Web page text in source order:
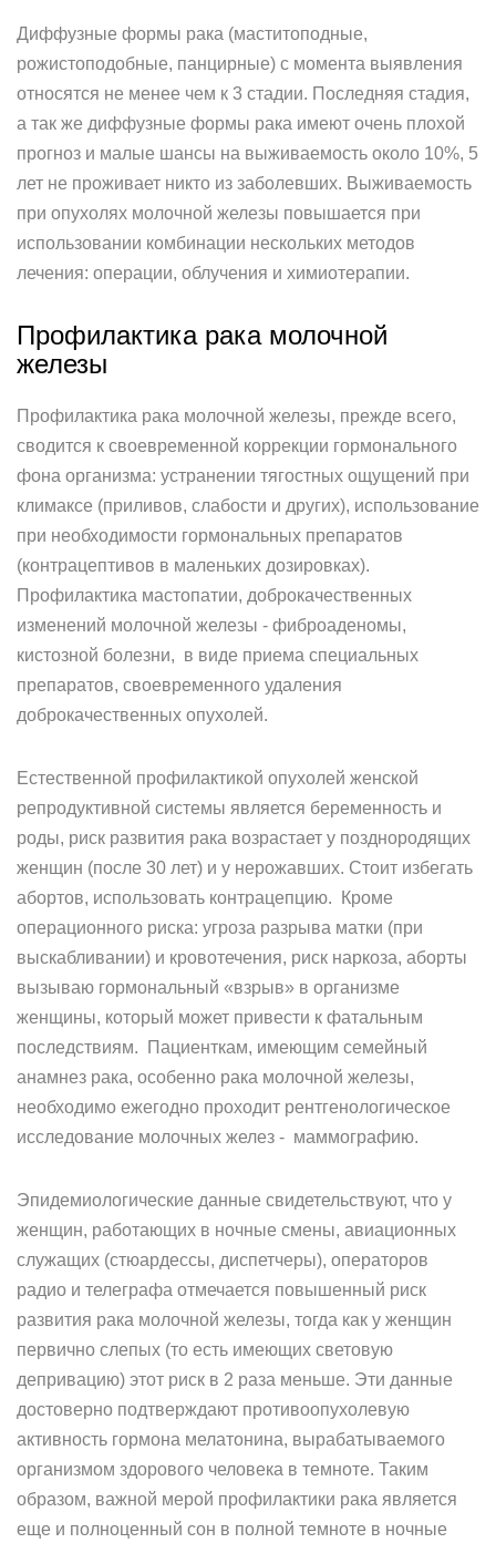
Диффузные формы рака (маститоподные,
рожистоподобные, панцирные) с момента выявления
относятся не менее чем к 3 стадии. Последняя стадия,
а так же диффузные формы рака имеют очень плохой
прогноз и малые шансы на выживаемость около 10%, 5
лет не проживает никто из заболевших. Выживаемость
при опухолях молочной железы повышается при
использовании комбинации нескольких методов
лечения: операции, облучения и химиотерапии.
Профилактика рака молочной
железы
Профилактика рака молочной железы, прежде всего,
сводится к своевременной коррекции гормонального
фона организма: устранении тягостных ощущений при
климаксе (приливов, слабости и других), использование
при необходимости гормональных препаратов
(контрацептивов в маленьких дозировках).
Профилактика мастопатии, доброкачественных
изменений молочной железы - фиброаденомы,
кистозной болезни, в виде приема специальных
препаратов, своевременного удаления
доброкачественных опухолей.
Естественной профилактикой опухолей женской
репродуктивной системы является беременность и
роды, риск развития рака возрастает у позднородящих
женщин (после 30 лет) и у нерожавших. Стоит избегать
абортов, использовать контрацепцию. Кроме
операционного риска: угроза разрыва матки (при
выскабливании) и кровотечения, риск наркоза, аборты
вызываю гормональный «взрыв» в организме
женщины, который может привести к фатальным
последствиям. Пациенткам, имеющим семейный
анамнез рака, особенно рака молочной железы,
необходимо ежегодно проходит рентгенологическое
исследование молочных желез - маммографию.
Эпидемиологические данные свидетельствуют, что у
женщин, работающих в ночные смены, авиационных
служащих (стюардессы, диспетчеры), операторов
радио и телеграфа отмечается повышенный риск
развития рака молочной железы, тогда как у женщин
первично слепых (то есть имеющих световую
депривацию) этот риск в 2 раза меньше. Эти данные
достоверно подтверждают противоопухолевую
активность гормона мелатонина, вырабатываемого
организмом здорового человека в темноте. Таким
образом, важной мерой профилактики рака является
еще и полноценный сон в полной темноте в ночные